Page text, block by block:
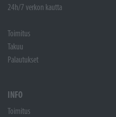
24h/7 verkon kautta
Toimitus
Takuu
Palautukset
INFO
Toimitus